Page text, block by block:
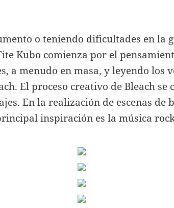
o teniendo dificultades en la
Kubo comienza por el
a menudo en masa, y leyendo los
El proceso creativo de Bleach se
En la realización de escenas de
inspiración es la música